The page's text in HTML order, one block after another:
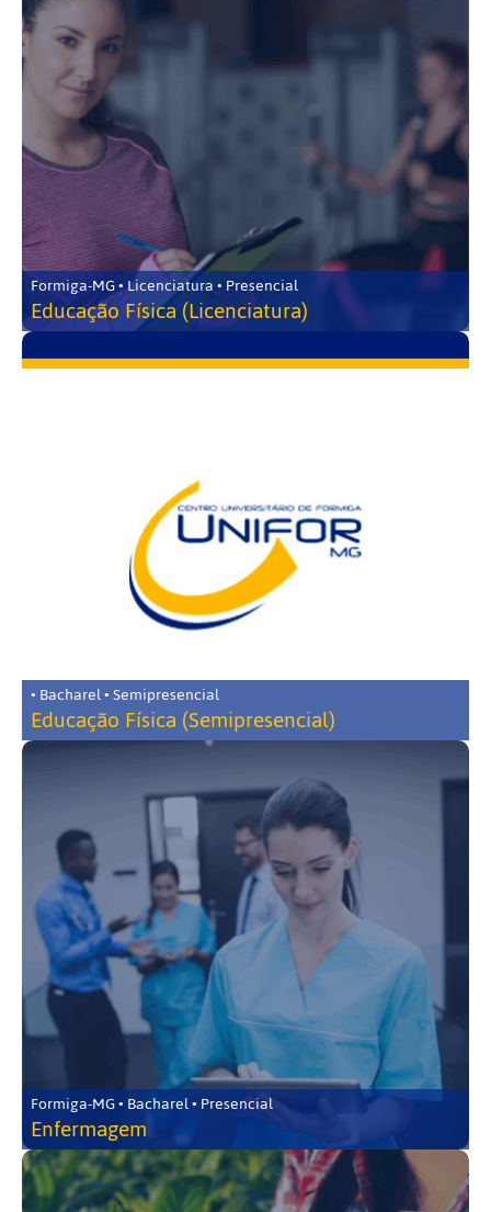
Formiga-MG • Licenciatura • Presencial
Educação Física (Licenciatura)
• Bacharel • Semipresencial
Educação Física (Semipresencial)
Formiga-MG • Bacharel • Presencial
Enfermagem